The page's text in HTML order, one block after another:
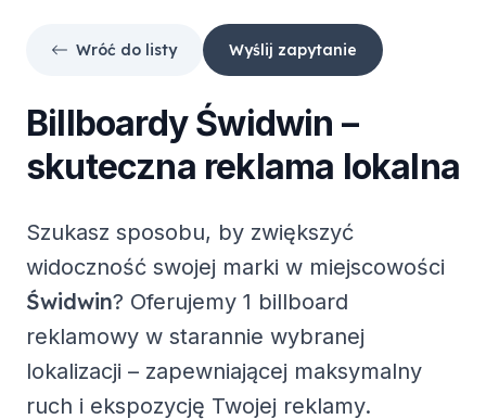
Wróć do listy Wyślij zapytanie
BillboardyŚwidwin –
skuteczna reklama lokalna
Szukasz sposobu, by zwiększyć
widoczność swojej marki w miejscowości
Świdwin? Oferujemy 1 billboard
reklamowy w starannie wybranej
lokalizacji – zapewniającej maksymalny
ruch i ekspozycję Twojej reklamy.